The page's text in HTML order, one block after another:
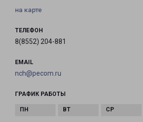
на карте
ТЕЛЕФОН
8(8552) 204-881
EMAIL
nch@pecom.ru
ГРАФИК РАБОТЫ